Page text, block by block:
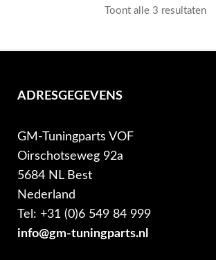
Toont alle 3 resultaten
ADRESGEGEVENS
GM-Tuningparts VOF
Oirschotseweg 92a
5684 NL Best
Nederland
Tel: +31 (0)6 549 84 999
info@gm-tuningparts.nl